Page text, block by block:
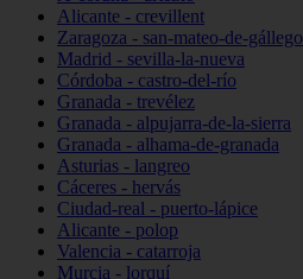
Alicante - crevillent
Zaragoza - san-mateo-de-gállego
Madrid - sevilla-la-nueva
Córdoba - castro-del-río
Granada - trevélez
Granada - alpujarra-de-la-sierra
Granada - alhama-de-granada
Asturias - langreo
Cáceres - hervás
Ciudad-real - puerto-lápice
Alicante - polop
Valencia - catarroja
Murcia - lorquí